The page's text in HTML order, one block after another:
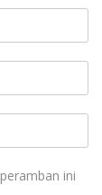
ini